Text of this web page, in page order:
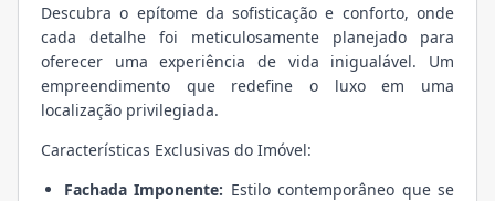
Descubra o epítome da sofisticação e conforto, onde
cada detalhe foi meticulosamente planejado para
oferecer uma experiência de vida inigualável. Um
empreendimento que redefine o luxo em uma
localização privilegiada.
Características Exclusivas do Imóvel:
Fachada Imponente: Estilo contemporâneo que se